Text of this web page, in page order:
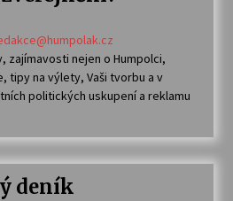
zajímavosti nejen o Humpolci,
tipy na výlety, Vaši tvorbu a v
politických uskupení a reklamu
deník